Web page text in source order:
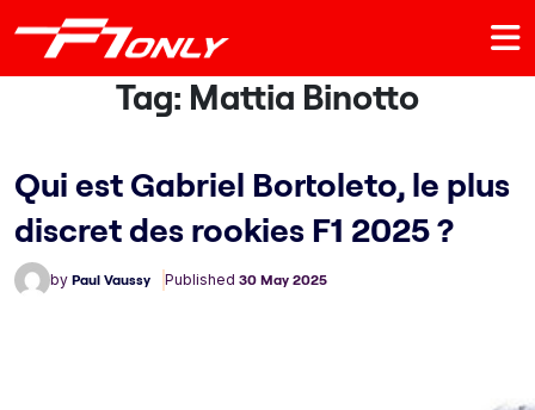
Tag: Mattia Binotto
Qui est Gabriel Bortoleto, le plus
discret des rookies F1 2025 ?
by Paul Vaussy Published 30 May 2025